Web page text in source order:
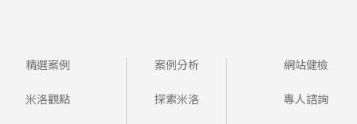
精選案例 案例分析 網站健檢
米洛觀點 探索米洛 專人諮詢